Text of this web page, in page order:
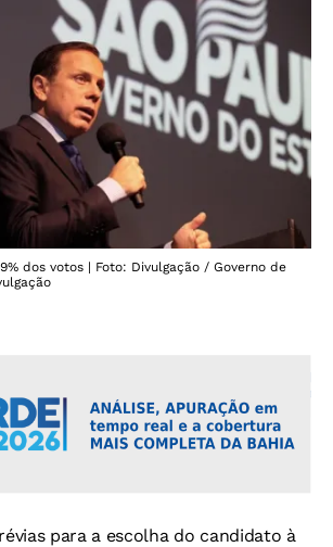
dos votos | Foto: Divulgação / Governo de
para a escolha do candidato à